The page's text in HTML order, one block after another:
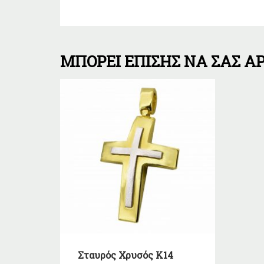
ΜΠΟΡΕΊ ΕΠΊΣΗΣ ΝΑ ΣΑΣ
Σταυρός Χρυσός Κ14